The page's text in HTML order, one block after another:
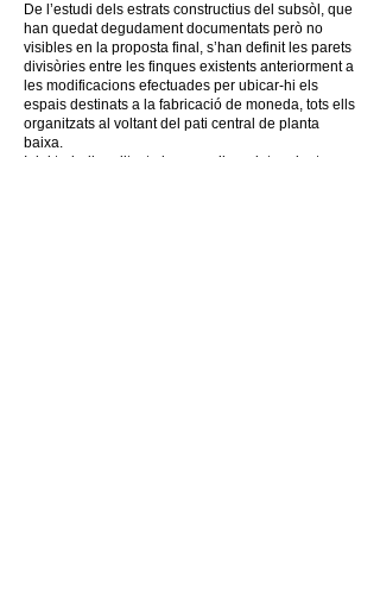
De l’estudi dels estrats constructius del subsòl, que
han quedat degudament documentats però no
visibles en la proposta final, s’han definit les parets
divisòries entre les finques existents anteriorment a
les modificacions efectuades per ubicar-hi els
espais destinats a la fabricació de moneda, tots ells
organitzats al voltant del pati central de planta
baixa.
I del treball realitzat als murs s’han determinat